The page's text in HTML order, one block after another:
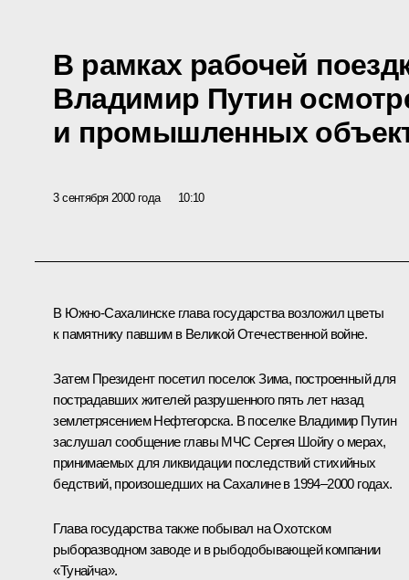
В рамках рабочей
Владимир Путин
и промышленных
3 сентября 2000 года 10:10
В Южно-Сахалинске глава государства возложил цветы
к памятнику павшим в Великой Отечественной войне.
Затем Президент посетил поселок Зима, построенный для
пострадавших жителей разрушенного пять лет назад
землетрясением Нефтегорска. В поселке Владимир Путин
заслушал сообщение главы МЧС Сергея Шойгу о мерах,
принимаемых для ликвидации последствий стихийных
бедствий, произошедших на Сахалине в 1994–2000 годах.
Глава государства также побывал на Охотском
рыборазводном заводе и в рыбодобывающей компании
«Тунайча».